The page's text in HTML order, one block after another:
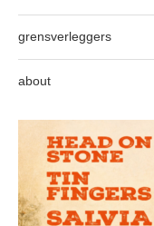
grensverleggers
about